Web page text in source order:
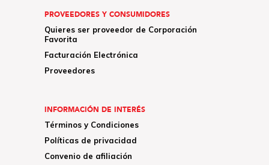
PROVEEDORES Y CONSUMIDORES
Quieres ser proveedor de Corporación
Favorita
Facturación Electrónica
Proveedores
INFORMACIÓN DE INTERÉS
Términos y Condiciones
Políticas de privacidad
Convenio de afiliación